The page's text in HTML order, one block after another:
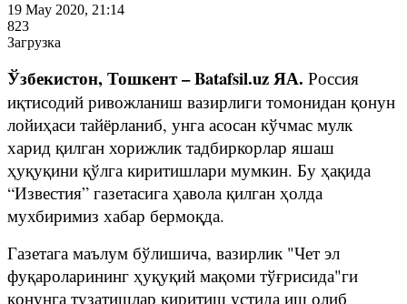
19 May 2020, 21:14
823
Загрузка
Ўзбекистон, Тошкент – Batafsil.uz ЯА. Россия
иқтисодий ривожланиш вазирлиги томонидан қонун
лойиҳаси тайёрланиб, унга асосан кўчмас мулк
харид қилган хорижлик тадбиркорлар яшаш
ҳуқуқини қўлга киритишлари мумкин. Бу ҳақида
“Известия” газетасига ҳавола қилган ҳолда
мухбиримиз хабар бермоқда.
Газетага маълум бўлишича, вазирлик "Чет эл
фуқароларининг ҳуқуқий мақоми тўғрисида"ги
қонунга тузатишлар киритиш устида иш олиб